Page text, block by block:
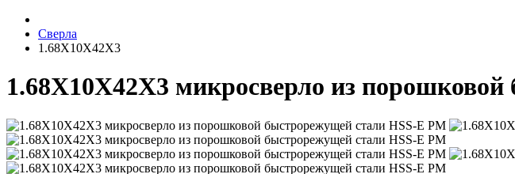
Сверла
1.68X10X42X3
1.68X10X42X3 микросверло из